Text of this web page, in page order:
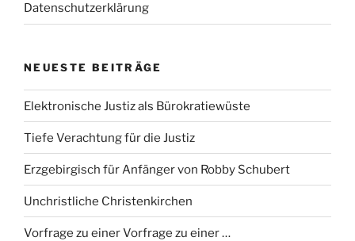
Datenschutzerklärung
NEUESTE BEITRÄGE
Elektronische Justiz als Bürokratiewüste
Tiefe Verachtung für die Justiz
Erzgebirgisch für Anfänger von Robby Schubert
Unchristliche Christenkirchen
Vorfrage zu einer Vorfrage zu einer …